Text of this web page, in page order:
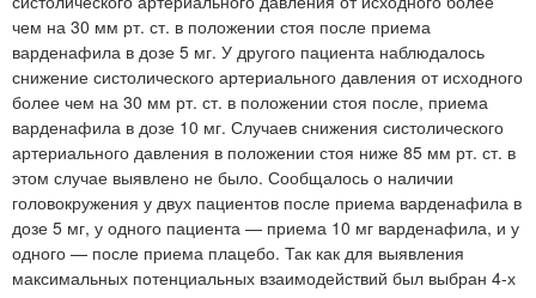
чем на 30 мм рт. ст. в положении стоя после приема
варденафила в дозе 5 мг. У другого пациента наблюдалось
снижение систолического артериального давления от исходного
более чем на 30 мм рт. ст. в положении стоя после, приема
варденафила в дозе 10 мг. Случаев снижения систолического
артериального давления в положении стоя ниже 85 мм рт. ст. в
этом случае выявлено не было. Сообщалось о наличии
головокружения у двух пациентов после приема варденафила в
дозе 5 мг, у одного пациента — приема 10 мг варденафила, и у
одного — после приема плацебо. Так как для выявления
максимальных потенциальных взаимодействий был выбран 4-х